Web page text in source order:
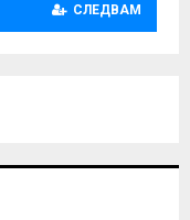
СЛЕДВАМ